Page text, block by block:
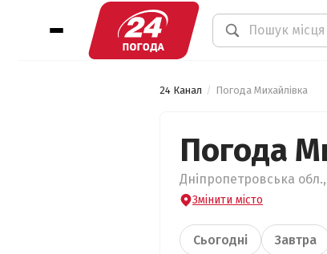
24 Канал Погода Михайлівка
Погода
Дніпропетровська
Змінити місто
Сьогодні Завтра